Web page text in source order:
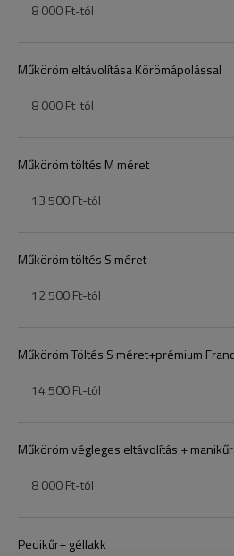
8 000 Ft-tól
Műköröm eltávolítása Körömápolással
8 000 Ft-tól
Műköröm töltés M méret
13 500 Ft-tól
Műköröm töltés S méret
12 500 Ft-tól
Műköröm Töltés S méret+prémium
14 500 Ft-tól
Műköröm végleges eltávolítás + manikűr
8 000 Ft-tól
Pedikűr+ géllakk